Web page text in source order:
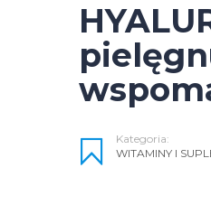
Kategoria:
WITAMINY I